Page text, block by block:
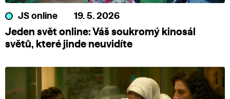
JS online 19. 5. 2026
Jeden svět online: Váš soukromý kinosál
světů, které jinde neuvidíte